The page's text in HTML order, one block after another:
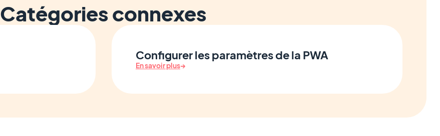
Catégories connexes
Configurer les paramètres de la PWA
En savoir plus→